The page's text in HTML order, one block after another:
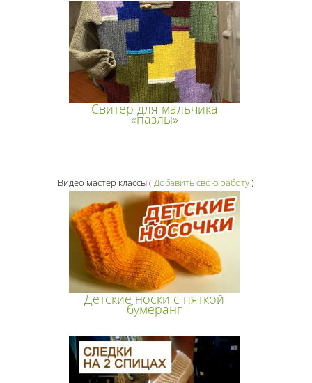
Свитер для мальчика
«пазлы»
Видео мастер классы( Добавить свою работу)
Детские носки с пяткой
бумеранг